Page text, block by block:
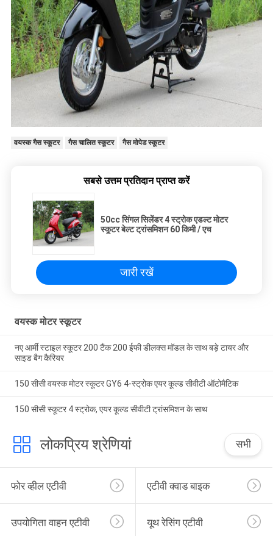
वयस्क गैस स्कूटर गैस चालित स्कूटर गैस मोपेड स्कूटर
सबसे उत्तम प्रतिदान प्राप्त करें
50cc सिंगल सिलेंडर 4 स्ट्रोक एडल्ट मोटर
स्कूटर बेल्ट ट्रांसमिशन 60 किमी / एच
जारी रखें
वयस्क मोटर स्कूटर
नए आर्मी स्टाइल स्कूटर 200 टैंक 200 ईफी डीलक्स मॉडल के साथ बड़े टायर और
साइड बैग कैरियर
150 सीसी वयस्क मोटर स्कूटर GY6 4-स्ट्रोक एयर कूल्ड सीवीटी ऑटोमैटिक
150 सीसी स्कूटर 4 स्ट्रोक, एयर कूल्ड सीवीटी ट्रांसमिशन के साथ
लोकप्रिय श्रेणियां सभी
फोर व्हील एटीवी एटीवी क्वाड बाइक
उपयोगिता वाहन एटीवी यूथ रेसिंग एटीवी